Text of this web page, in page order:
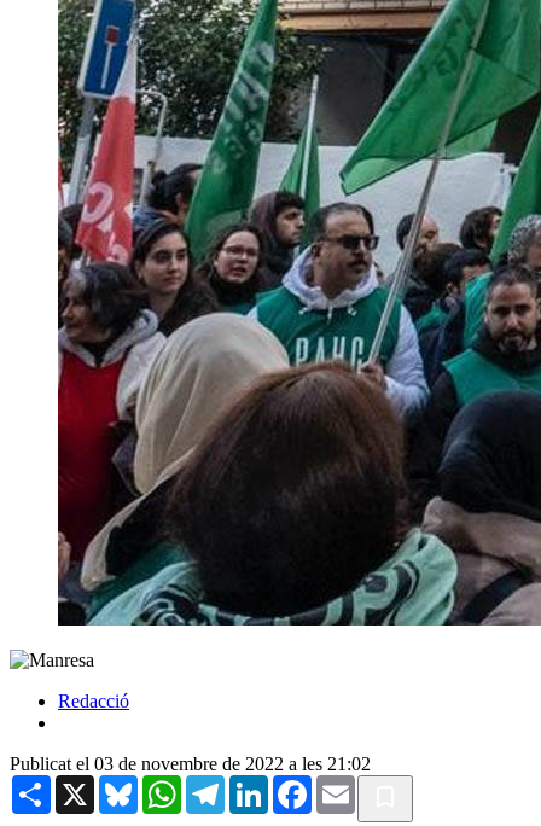
Redacció
Publicat el 03 de novembre de 2022 a les 21:02
Share X BlueskyWhatsAppTelegramLinkedInFacebook
Email